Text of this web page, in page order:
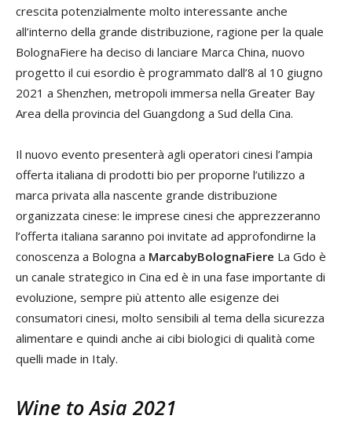
crescita potenzialmente molto interessante anche
all’interno della grande distribuzione, ragione per la quale
BolognaFiere ha deciso di lanciare Marca China, nuovo
progetto il cui esordio è programmato dall’8 al 10 giugno
2021 a Shenzhen, metropoli immersa nella Greater Bay
Area della provincia del Guangdong a Sud della Cina.
Il nuovo evento presenterà agli operatori cinesi l’ampia
offerta italiana di prodotti bio per proporne l’utilizzo a
marca privata alla nascente grande distribuzione
organizzata cinese: le imprese cinesi che apprezzeranno
l’offerta italiana saranno poi invitate ad approfondirne la
conoscenza a Bologna a MarcabyBolognaFiere La Gdo è
un canale strategico in Cina ed è in una fase importante di
evoluzione, sempre più attento alle esigenze dei
consumatori cinesi, molto sensibili al tema della sicurezza
alimentare e quindi anche ai cibi biologici di qualità come
quelli made in Italy.
Wine to Asia 2021